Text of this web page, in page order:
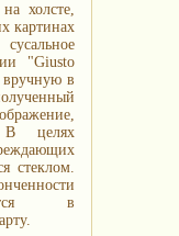
холсте,
картинах
"Giusto
в
В целях
стеклом.
в